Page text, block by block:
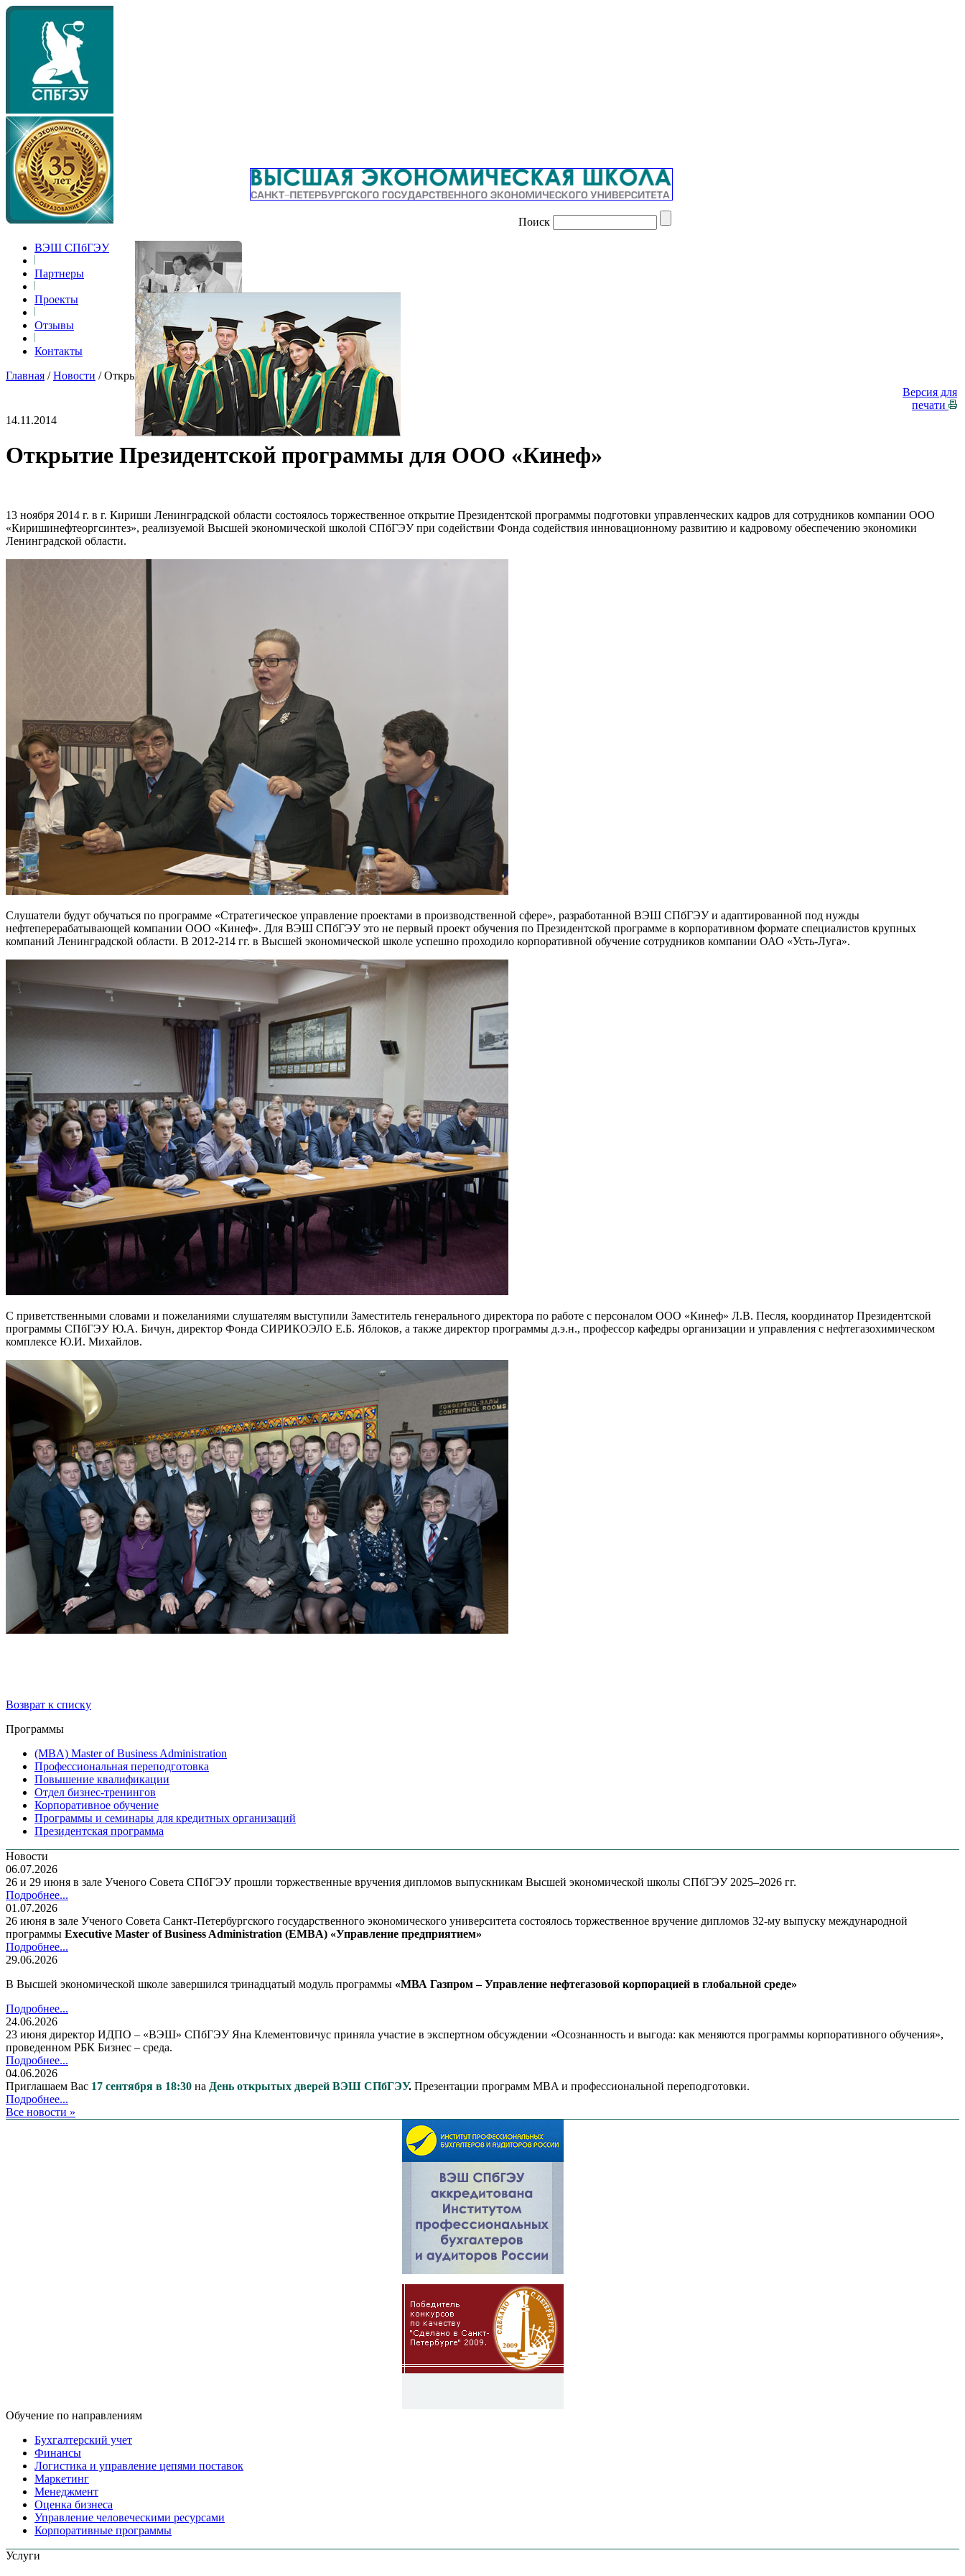
Поиск
ВЭШ СПбГЭУ
Партнеры
Проекты
Отзывы
Контакты
Главная /Новости /Открытие Президентской программы для ООО «Кинеф»
Версия для
печати
14.11.2014
Открытие Президентской программы для ООО «Кинеф»
13 ноября 2014 г. в г. Кириши Ленинградской области состоялось торжественное открытие Президентской программы подготовки управленческих кадров для сотрудников компании ООО
«Киришинефтеоргсинтез», реализуемой Высшей экономической школой СПбГЭУ при содействии Фонда содействия инновационному развитию и кадровому обеспечению экономики
Ленинградской области.
Слушатели будут обучаться по программе «Стратегическое управление проектами в производственной сфере», разработанной ВЭШ СПбГЭУ и адаптированной под нужды
нефтеперерабатывающей компании ООО «Кинеф». Для ВЭШ СПбГЭУ это не первый проект обучения по Президентской программе в корпоративном формате специалистов крупных
компаний Ленинградской области. В 2012-214 гг. в Высшей экономической школе успешно проходило корпоративной обучение сотрудников компании ОАО «Усть-Луга».
С приветственными словами и пожеланиями слушателям выступили Заместитель генерального директора по работе с персоналом ООО «Кинеф» Л.В. Песля, координатор Президентской
программы СПбГЭУ Ю.А. Бичун, директор Фонда СИРИКОЭЛО Е.Б. Яблоков, а также директор программы д.э.н., профессор кафедры организации и управления с нефтегазохимическом
комплексе Ю.И. Михайлов.
Возврат к списку
Программы
(MBA) Master of Business Administration
Профессиональная переподготовка
Повышение квалификации
Отдел бизнес-тренингов
Корпоративное обучение
Программы и семинары для кредитных организаций
Президентская программа
Новости
06.07.2026
26 и 29 июня в зале Ученого Совета СПбГЭУ прошли торжественные вручения дипломов выпускникам Высшей экономической школы СПбГЭУ 2025–2026 гг.
Подробнее...
01.07.2026
26 июня в зале Ученого Совета Санкт-Петербургского государственного экономического университета состоялось торжественное вручение дипломов 32-му выпуску международной
программы Executive Master of Business Administration (EMBA) «Управление предприятием»
Подробнее...
29.06.2026
В Высшей экономической школе завершился тринадцатый модуль программы «МВА Газпром – Управление нефтегазовой корпорацией в глобальной среде»
Подробнее...
24.06.2026
23 июня директор ИДПО – «ВЭШ» СПбГЭУ Яна Клементовичус приняла участие в экспертном обсуждении «Осознанность и выгода: как меняются программы корпоративного обучения»,
проведенном РБК Бизнес – среда.
Подробнее...
04.06.2026
Приглашаем Вас 17 сентября в 18:30 на День открытых дверей ВЭШ СПбГЭУ. Презентации программ MBA и профессиональной переподготовки.
Подробнее...
Все новости »
Обучение по направлениям
Бухгалтерский учет
Финансы
Логистика и управление цепями поставок
Маркетинг
Менеджмент
Оценка бизнеса
Управление человеческими ресурсами
Корпоративные программы
Услуги